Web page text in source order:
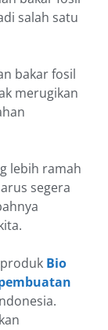
salah satu
bakar fosil
merugikan
lebih ramah
segera
Bio